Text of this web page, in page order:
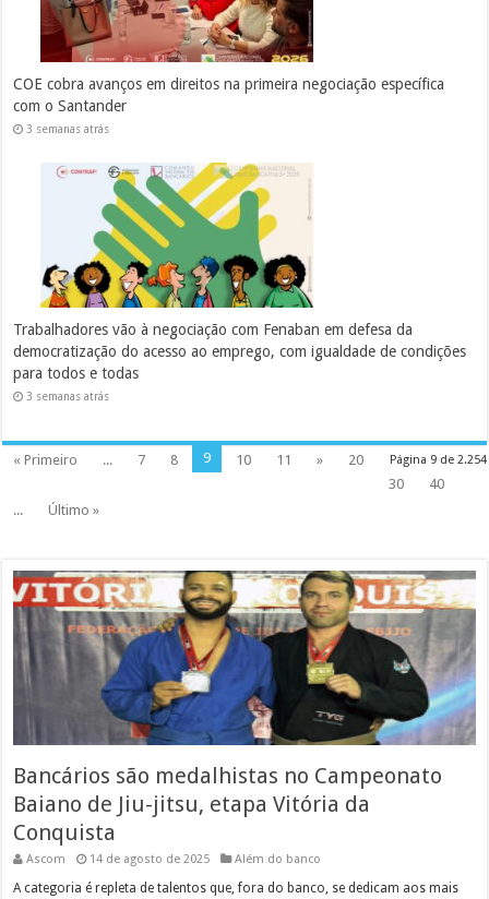
COE cobra avanços em direitos na primeira negociação específica
com o Santander
3 semanas atrás
Trabalhadores vão à negociação com Fenaban em defesa da
democratização do acesso ao emprego, com igualdade de condições
para todos e todas
3 semanas atrás
Página 9 de 2.254
« Primeiro ... 7 8 9 10 11 »
20
30
40
...
Último »
Bancários são medalhistas no Campeonato
Baiano de Jiu-jitsu, etapa Vitória da
Conquista
Ascom 14 de agosto de 2025 Além do banco
A categoria é repleta de talentos que, fora do banco, se dedicam aos mais